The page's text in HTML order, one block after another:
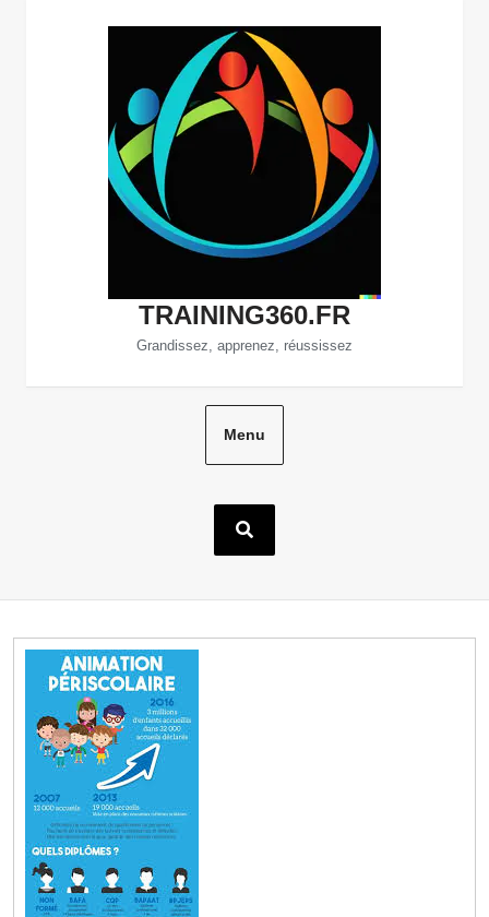
TRAINING360.FR
Grandissez, apprenez, réussissez
Menu